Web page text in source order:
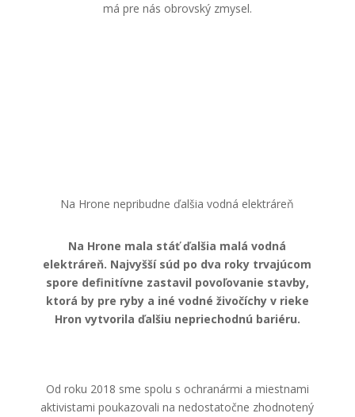
má pre nás obrovský zmysel.
Na Hrone nepribudne ďalšia vodná elektráreň
Na Hrone mala stáť ďalšia malá vodná
elektráreň. Najvyšší súd po dva roky trvajúcom
spore definitívne zastavil povoľovanie stavby,
ktorá by pre ryby a iné vodné živočíchy v rieke
Hron vytvorila ďalšiu nepriechodnú bariéru.
Od roku 2018 sme spolu s ochranármi a miestnami
aktivistami poukazovali na nedostatočne zhodnotený